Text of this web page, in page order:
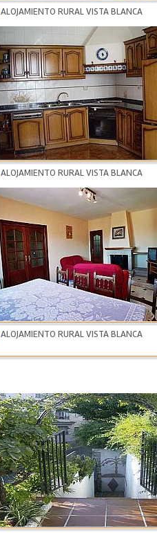
ALOJAMIENTO RURAL VISTA BLANCA
ALOJAMIENTO RURAL VISTA BLANCA
ALOJAMIENTO RURAL VISTA BLANCA